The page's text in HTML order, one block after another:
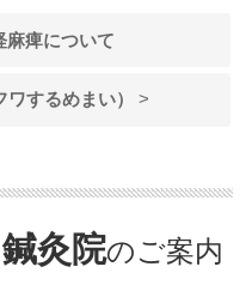
麻痺について
するめまい） >
灸院